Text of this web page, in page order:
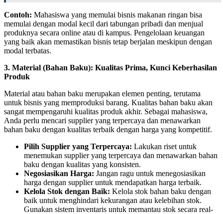
Contoh: Mahasiswa yang memulai bisnis makanan ringan bisa
memulai dengan modal kecil dari tabungan pribadi dan menjual
produknya secara online atau di kampus. Pengelolaan keuangan
yang baik akan memastikan bisnis tetap berjalan meskipun dengan
modal terbatas.
3. Material (Bahan Baku): Kualitas Prima, Kunci Keberhasilan
Produk
Material atau bahan baku merupakan elemen penting, terutama
untuk bisnis yang memproduksi barang. Kualitas bahan baku akan
sangat mempengaruhi kualitas produk akhir. Sebagai mahasiswa,
Anda perlu mencari supplier yang terpercaya dan menawarkan
bahan baku dengan kualitas terbaik dengan harga yang kompetitif.
Pilih Supplier yang Terpercaya: Lakukan riset untuk
menemukan supplier yang terpercaya dan menawarkan bahan
baku dengan kualitas yang konsisten.
Negosiasikan Harga: Jangan ragu untuk menegosiasikan
harga dengan supplier untuk mendapatkan harga terbaik.
Kelola Stok dengan Baik: Kelola stok bahan baku dengan
baik untuk menghindari kekurangan atau kelebihan stok.
Gunakan sistem inventaris untuk memantau stok secara real-